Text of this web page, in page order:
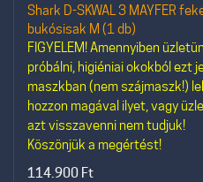
Shark D-SKWAL 3 MAYFER
bukósisak M (1 db)
FIGYELEM! Amennyiben
próbálni, higiéniai okokból ezt
maszkban (nem szájmaszk!)
hozzon magával ilyet, vagy
azt visszavenni nem tudjuk!
Köszönjük a megértést!
114.900 Ft